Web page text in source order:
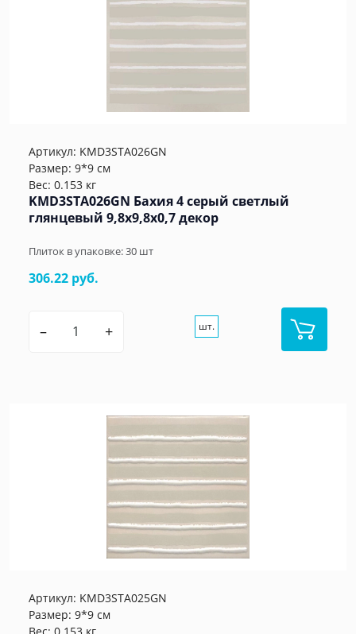
Артикул: KMD3STA026GN
Размер: 9*9 см
Вес: 0.153 кг
KMD3STA026GN Бахия 4 серый светлый
глянцевый 9,8x9,8x0,7 декор
Плиток в упаковке:30 шт
306.22 руб.
– + шт.
Артикул: KMD3STA025GN
Размер: 9*9 см
Вес: 0.153 кг